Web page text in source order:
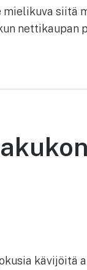
siitä
nettikaupan
kävijöitä